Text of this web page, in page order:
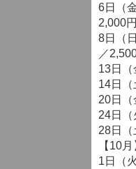
6日（
2,000
8日（
／
13日
14日
20日
24日
28日
【10
1日（